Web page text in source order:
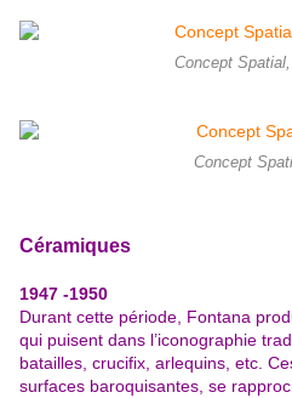
Concept
Concept
Céramiques
1947 -1950
Durant cette période, Fontana
qui puisent dans l’iconographie
batailles, crucifix, arlequins, etc.
surfaces baroquisantes, se